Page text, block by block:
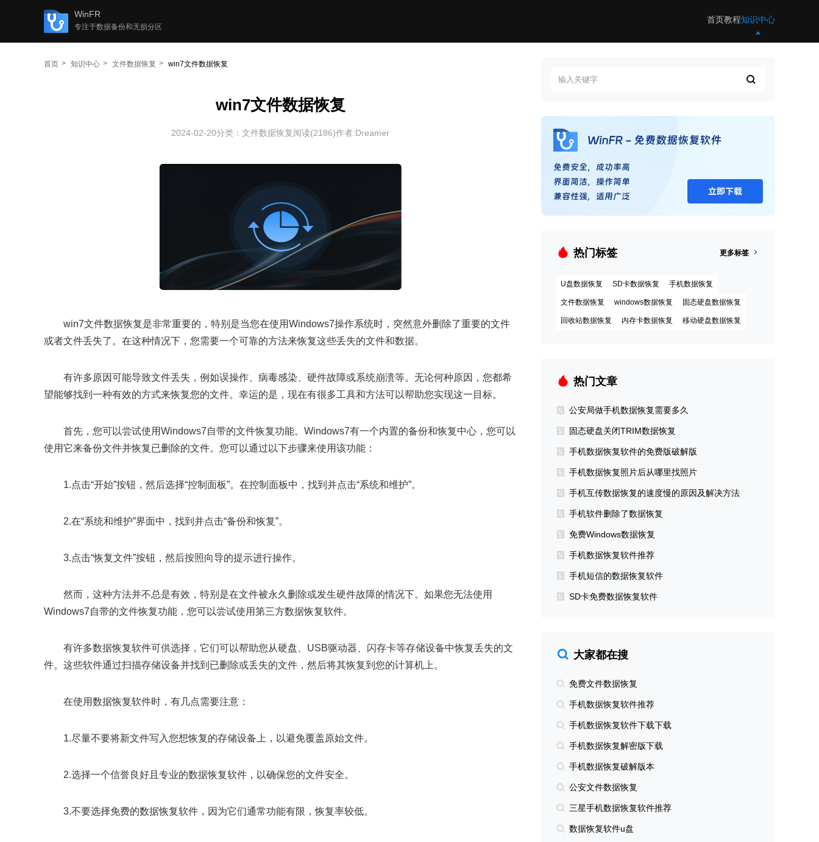
WinFR
专注于数据备份和无损分区
首页教程知识中心
首页 知识中心 文件数据恢复 win7文件数据恢复
win7文件数据恢复
2024-02-20分类： 文件数据恢复阅读(2186)作者:Dreamer
win7文件数据恢复是非常重要的，特别是当您在使用Windows7操作系统时，突然意外删除了重要的文件
或者文件丢失了。在这种情况下，您需要一个可靠的方法来恢复这些丢失的文件和数据。
有许多原因可能导致文件丢失，例如误操作、病毒感染、硬件故障或系统崩溃等。无论何种原因，您都希
望能够找到一种有效的方式来恢复您的文件。幸运的是，现在有很多工具和方法可以帮助您实现这一目标。
首先，您可以尝试使用Windows7自带的文件恢复功能。Windows7有一个内置的备份和恢复中心，您可以
使用它来备份文件并恢复已删除的文件。您可以通过以下步骤来使用该功能：
1.点击“开始”按钮，然后选择“控制面板”。在控制面板中，找到并点击“系统和维护”。
2.在“系统和维护”界面中，找到并点击“备份和恢复”。
3.点击“恢复文件”按钮，然后按照向导的提示进行操作。
然而，这种方法并不总是有效，特别是在文件被永久删除或发生硬件故障的情况下。如果您无法使用
Windows7自带的文件恢复功能，您可以尝试使用第三方数据恢复软件。
有许多数据恢复软件可供选择，它们可以帮助您从硬盘、USB驱动器、闪存卡等存储设备中恢复丢失的文
件。这些软件通过扫描存储设备并找到已删除或丢失的文件，然后将其恢复到您的计算机上。
在使用数据恢复软件时，有几点需要注意：
1.尽量不要将新文件写入您想恢复的存储设备上，以避免覆盖原始文件。
2.选择一个信誉良好且专业的数据恢复软件，以确保您的文件安全。
3.不要选择免费的数据恢复软件，因为它们通常功能有限，恢复率较低。
热门标签 更多标签
U盘数据恢复 SD卡数据恢复 手机数据恢复
文件数据恢复 windows数据恢复 固态硬盘数据恢复
回收站数据恢复 内存卡数据恢复 移动硬盘数据恢复
热门文章
公安局做手机数据恢复需要多久
固态硬盘关闭TRIM数据恢复
手机数据恢复软件的免费版破解版
手机数据恢复照片后从哪里找照片
手机互传数据恢复的速度慢的原因及解决方法
手机软件删除了数据恢复
免费Windows数据恢复
手机数据恢复软件推荐
手机短信的数据恢复软件
SD卡免费数据恢复软件
大家都在搜
免费文件数据恢复
手机数据恢复软件推荐
手机数据恢复软件下载下载
手机数据恢复解密版下载
手机数据恢复破解版本
公安文件数据恢复
三星手机数据恢复软件推荐
数据恢复软件u盘